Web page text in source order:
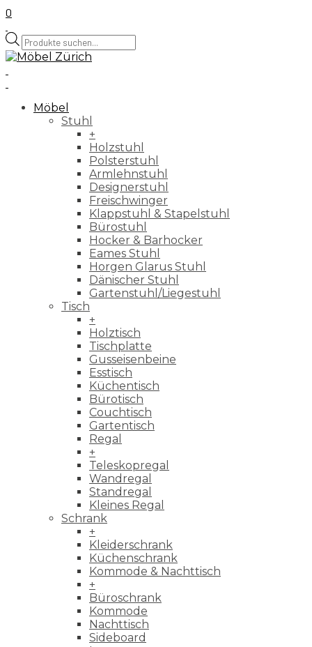
0
Products
search
Möbel
Stuhl
+
Holzstuhl
Polsterstuhl
Armlehnstuhl
Designerstuhl
Freischwinger
Klappstuhl & Stapelstuhl
Bürostuhl
Hocker & Barhocker
Eames Stuhl
Horgen Glarus Stuhl
Dänischer Stuhl
Gartenstuhl/Liegestuhl
Tisch
+
Holztisch
Tischplatte
Gusseisenbeine
Esstisch
Küchentisch
Bürotisch
Couchtisch
Gartentisch
Regal
+
Teleskopregal
Wandregal
Standregal
Kleines Regal
Schrank
+
Kleiderschrank
Küchenschrank
Kommode & Nachttisch
+
Büroschrank
Kommode
Nachttisch
Sideboard